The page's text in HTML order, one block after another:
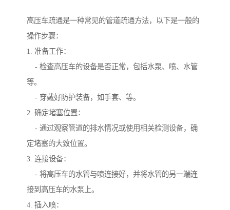
高压车疏通是一种常见的管道疏通方法，以下是一般的
操作步骤：
1. 准备工作：
- 检查高压车的设备是否正常，包括水泵、喷、水管
等。
- 穿戴好防护装备，如手套、等。
2. 确定堵塞位置：
- 通过观察管道的排水情况或使用相关检测设备，确
定堵塞的大致位置。
3. 连接设备：
- 将高压车的水管与喷连接好，并将水管的另一端连
接到高压车的水泵上。
4. 插入喷：